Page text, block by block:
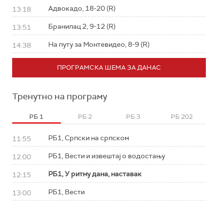
13:18 Адвокадо, 18-20 (R)
13:51 Бранилац 2, 9-12 (R)
14:38 На путу за Монтевидео, 8-9 (R)
ПРОГРАМСКА ШЕМА ЗА ДАНАС
Тренутно на програму
РБ 1 РБ 2 РБ 3 РБ 202
11:55 РБ1, Српски на српском
12:00 РБ1, Вести и извештај о водостању
12:15 РБ1, У ритму дана, наставак
13:00 РБ1, Вести